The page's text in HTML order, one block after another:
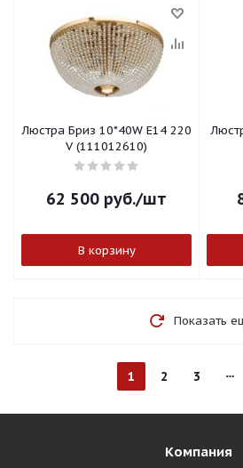
Люстра Бриз 10*40W E14 220
V (111012610)
62 500 руб./шт
В корзину
Показать
1 2 3
Компания